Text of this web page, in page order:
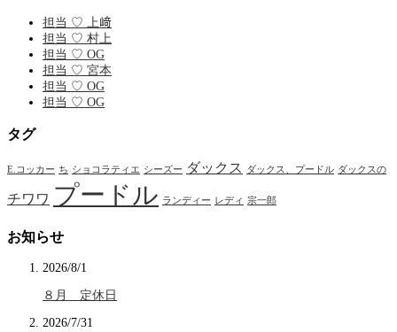
担当 ♡ 上﨑
担当 ♡ 村上
担当 ♡ OG
担当 ♡ 宮本
担当 ♡ OG
担当 ♡ OG
タグ
E.コッカー ち ショコラティエ シーズー ダックス ダックス、プードル ダックスの
チワワ プードル ランディー レディ 宗一郎
お知らせ
2026/8/1
８月 定休日
2026/7/31